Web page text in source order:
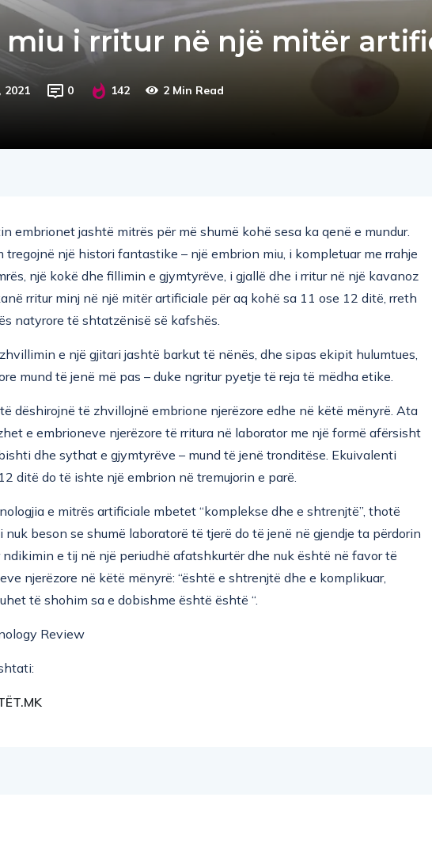
miu i rritur në një mitër
2021 0 142 2 Min Read
embrionet jashtë mitrës për më shumë kohë sesa ka qenë e mundur.
tregojnë një histori fantastike – një embrion miu, i kompletuar me rrahje
një kokë dhe fillimin e gjymtyrëve, i gjallë dhe i rritur në një kavanoz
rritur minj në një mitër artificiale për aq kohë sa 11 ose 12 ditë, rreth
natyrore të shtatzënisë së kafshës.
e një gjitari jashtë barkut të nënës, dhe sipas ekipit hulumtues,
mund të jenë më pas – duke ngritur pyetje të reja të mëdha etike.
dëshirojnë të zhvillojnë embrione njerëzore edhe në këtë mënyrë. Ata
e embrioneve njerëzore të rritura në laborator me një formë afërsisht
dhe sythat e gjymtyrëve – mund të jenë tronditëse. Ekuivalenti
ditë do të ishte një embrion në tremujorin e parë.
e mitrës artificiale mbetet “komplekse dhe e shtrenjtë”, thotë
nuk beson se shumë laboratorë të tjerë do të jenë në gjendje ta përdorin
ndikimin e tij në një periudhë afatshkurtër dhe nuk është në favor të
njerëzore në këtë mënyrë: “është e shtrenjtë dhe e komplikuar,
të shohim sa e dobishme është është “.
Review